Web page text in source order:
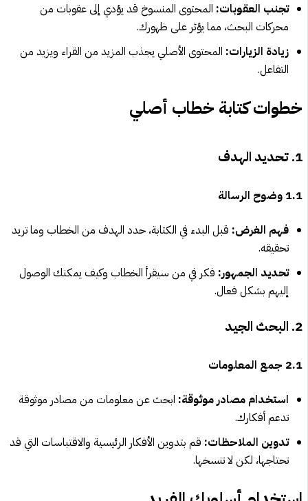
تجنب العقوبات: المحتوى المنسوخ قد يؤدي إلى عقوبات من
محركات البحث، مما يؤثر على ظهورك.
زيادة الزيارات: المحتوى الأصلي يجذب المزيد من القراء ويزيد من
التفاعل.
خطوات كتابة خطاب أصلي
1. تحديد الهدف
1.1 وضوح الرسالة
فهم الغرض: قبل البدء في الكتابة، حدد الهدف من الخطاب وما تريد
تحقيقه.
تحديد الجمهور: فكر في من سيقرأ الخطاب وكيف يمكنك الوصول
إليهم بشكل فعال.
2. البحث الجيد
2.1 جمع المعلومات
استخدام مصادر موثوقة: ابحث عن معلومات من مصادر موثوقة
تدعم أفكارك.
تدوين الملاحظات: قم بتدوين الأفكار الرئيسية والاقتباسات التي قد
تحتاجها، لكن لا تنسخها.